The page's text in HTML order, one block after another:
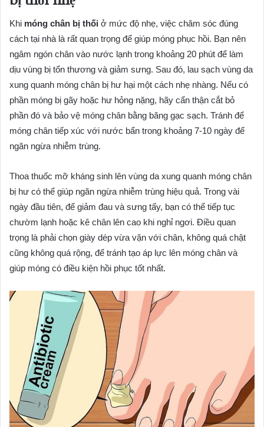
Khi móng chân bị thối ở mức độ nhẹ, việc chăm sóc đúng
cách tại nhà là rất quan trọng để giúp móng phục hồi. Bạn nên
ngâm ngón chân vào nước lạnh trong khoảng 20 phút để làm
dịu vùng bị tổn thương và giảm sưng. Sau đó, lau sạch vùng da
xung quanh móng chân bị hư hại một cách nhẹ nhàng. Nếu có
phần móng bị gãy hoặc hư hỏng nặng, hãy cẩn thận cắt bỏ
phần đó và bảo vệ móng chân bằng băng gạc sạch. Tránh để
móng chân tiếp xúc với nước bẩn trong khoảng 7-10 ngày để
ngăn ngừa nhiễm trùng.
Thoa thuốc mỡ kháng sinh lên vùng da xung quanh móng chân
bị hư có thể giúp ngăn ngừa nhiễm trùng hiệu quả. Trong vài
ngày đầu tiên, để giảm đau và sưng tấy, bạn có thể tiếp tục
chườm lạnh hoặc kê chân lên cao khi nghỉ ngơi. Điều quan
trọng là phải chọn giày dép vừa vặn với chân, không quá chật
cũng không quá rộng, để tránh tạo áp lực lên móng chân và
giúp móng có điều kiện hồi phục tốt nhất.